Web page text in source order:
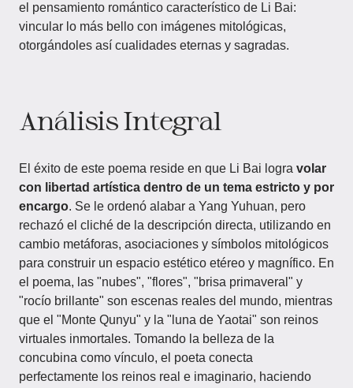
el pensamiento romántico característico de Li Bai:
vincular lo más bello con imágenes mitológicas,
otorgándoles así cualidades eternas y sagradas.
Análisis Integral
El éxito de este poema reside en que Li Bai logra volar
con libertad artística dentro de un tema estricto y por
encargo. Se le ordenó alabar a Yang Yuhuan, pero
rechazó el cliché de la descripción directa, utilizando en
cambio metáforas, asociaciones y símbolos mitológicos
para construir un espacio estético etéreo y magnífico. En
el poema, las "nubes", "flores", "brisa primaveral" y
"rocío brillante" son escenas reales del mundo, mientras
que el "Monte Qunyu" y la "luna de Yaotai" son reinos
virtuales inmortales. Tomando la belleza de la
concubina como vínculo, el poeta conecta
perfectamente los reinos real e imaginario, haciendo